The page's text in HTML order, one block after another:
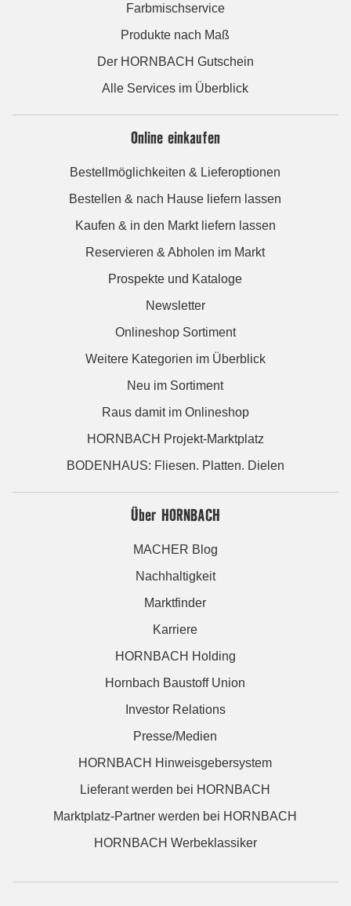
Farbmischservice
Produkte nach Maß
Der HORNBACH Gutschein
Alle Services im Überblick
Online einkaufen
Bestellmöglichkeiten & Lieferoptionen
Bestellen & nach Hause liefern lassen
Kaufen & in den Markt liefern lassen
Reservieren & Abholen im Markt
Prospekte und Kataloge
Newsletter
Onlineshop Sortiment
Weitere Kategorien im Überblick
Neu im Sortiment
Raus damit im Onlineshop
HORNBACH Projekt-Marktplatz
BODENHAUS: Fliesen. Platten. Dielen
Über HORNBACH
MACHER Blog
Nachhaltigkeit
Marktfinder
Karriere
HORNBACH Holding
Hornbach Baustoff Union
Investor Relations
Presse/Medien
HORNBACH Hinweisgebersystem
Lieferant werden bei HORNBACH
Marktplatz-Partner werden bei HORNBACH
HORNBACH Werbeklassiker